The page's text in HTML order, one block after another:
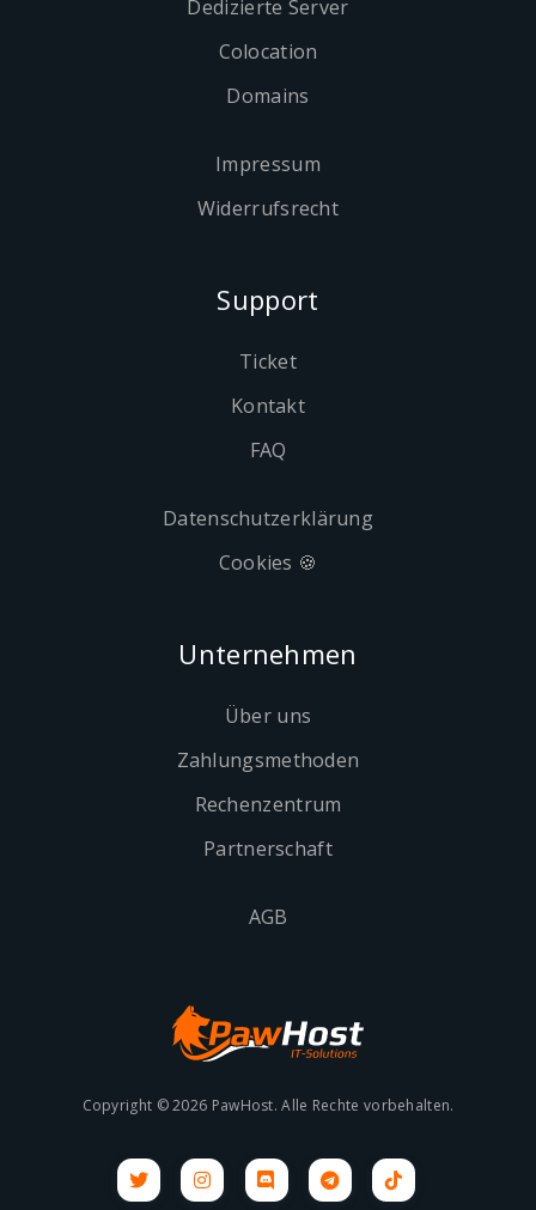
Dedizierte Server
Colocation
Domains
Impressum
Widerrufsrecht
Support
Ticket
Kontakt
FAQ
Datenschutzerklärung
Cookies 🍪
Unternehmen
Über uns
Zahlungsmethoden
Rechenzentrum
Partnerschaft
AGB
Copyright © 2026 PawHost. Alle Rechte vorbehalten.